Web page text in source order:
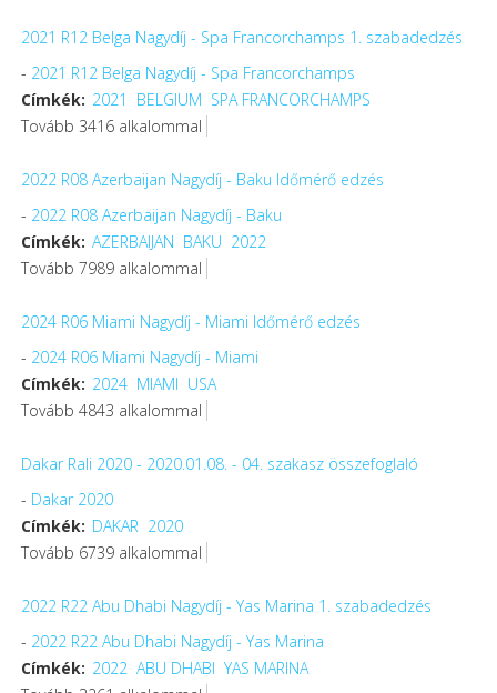
2021 R12 Belga Nagydíj - Spa Francorchamps 1. szabadedzés
- 2021 R12 Belga Nagydíj - Spa Francorchamps
Címkék: 2021 BELGIUM SPA FRANCORCHAMPS
Tovább 3416 alkalommal
2022 R08 Azerbaijan Nagydíj - Baku Időmérő edzés
- 2022 R08 Azerbaijan Nagydíj - Baku
Címkék: AZERBAIJAN BAKU 2022
Tovább 7989 alkalommal
2024 R06 Miami Nagydíj - Miami Időmérő edzés
- 2024 R06 Miami Nagydíj - Miami
Címkék: 2024 MIAMI USA
Tovább 4843 alkalommal
Dakar Rali 2020 - 2020.01.08. - 04. szakasz összefoglaló
- Dakar 2020
Címkék: DAKAR 2020
Tovább 6739 alkalommal
2022 R22 Abu Dhabi Nagydíj - Yas Marina 1. szabadedzés
- 2022 R22 Abu Dhabi Nagydíj - Yas Marina
Címkék: 2022 ABU DHABI YAS MARINA